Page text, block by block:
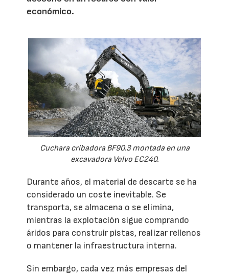
económico.
Cuchara cribadora BF90.3 montada en una
excavadora Volvo EC240.
Durante años, el material de descarte se ha
considerado un coste inevitable. Se
transporta, se almacena o se elimina,
mientras la explotación sigue comprando
áridos para construir pistas, realizar rellenos
o mantener la infraestructura interna.
Sin embargo, cada vez más empresas del